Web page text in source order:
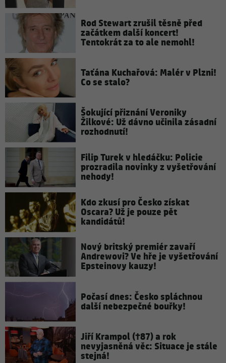
Rod Stewart zrušil těsně před
začátkem další koncert!
Tentokrát za to ale nemohl!
Taťána Kuchařová: Malér v Plzni!
Co se stalo?
Šokující přiznání Veroniky
Žilkové: Už dávno učinila zásadní
rozhodnutí!
Filip Turek v hledáčku: Policie
prozradila novinky z vyšetřování
nehody!
Kdo zkusí pro Česko získat
Oscara? Už je pouze pět
kandidátů!
Nový britský premiér zavaří
Andrewovi? Ve hře je vyšetřování
Epsteinovy kauzy!
Počasí dnes: Česko spláchnou
další nebezpečné bouřky!
Jiří Krampol (†87) a rok
nevyjasněná věc: Situace je stále
stejná!